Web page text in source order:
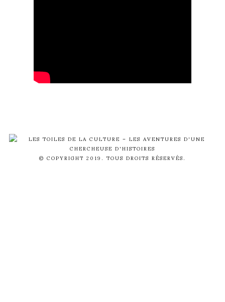
© COPYRIGHT 2019. TOUS DROITS RÉSERVÉS.